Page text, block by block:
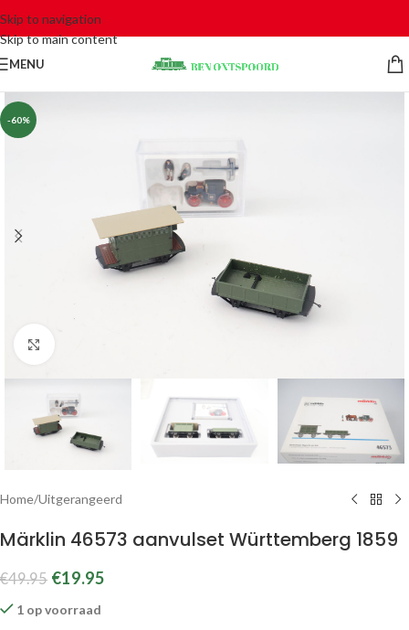
Skip to navigation
Skip to main content
MENU
-60%
Home/Uitgerangeerd
Märklin 46573 aanvulset Württemberg 1859
€49.95 €19.95
1 op voorraad